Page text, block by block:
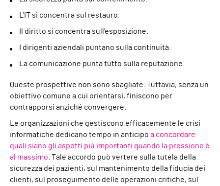
L'IT si concentra sul restauro.
Il diritto si concentra sull'esposizione.
I dirigenti aziendali puntano sulla continuità.
La comunicazione punta tutto sulla reputazione.
Queste prospettive non sono sbagliate. Tuttavia, senza un
obiettivo comune a cui orientarsi, finiscono per
contrapporsi anziché convergere.
Le organizzazioni che gestiscono efficacemente le crisi
informatiche dedicano tempo in anticipo a concordare
quali siano gli aspetti più importanti quando la pressione è
al massimo . Tale accordo può vertere sulla tutela della
sicurezza dei pazienti, sul mantenimento della fiducia dei
clienti, sul proseguimento delle operazioni critiche, sul